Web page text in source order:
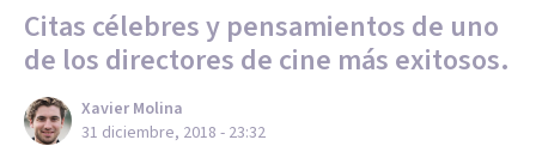
Citas célebres y pensamientos de uno
de los directores de cine más exitosos.
Xavier Molina
31 diciembre, 2018 - 23:32